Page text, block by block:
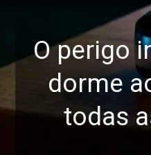
O perigo
dorme
todas